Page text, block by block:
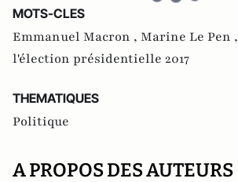
MOTS-CLES
Emmanuel Macron , Marine Le Pen ,
l'élection présidentielle 2017
THEMATIQUES
Politique
A PROPOS DES AUTEURS